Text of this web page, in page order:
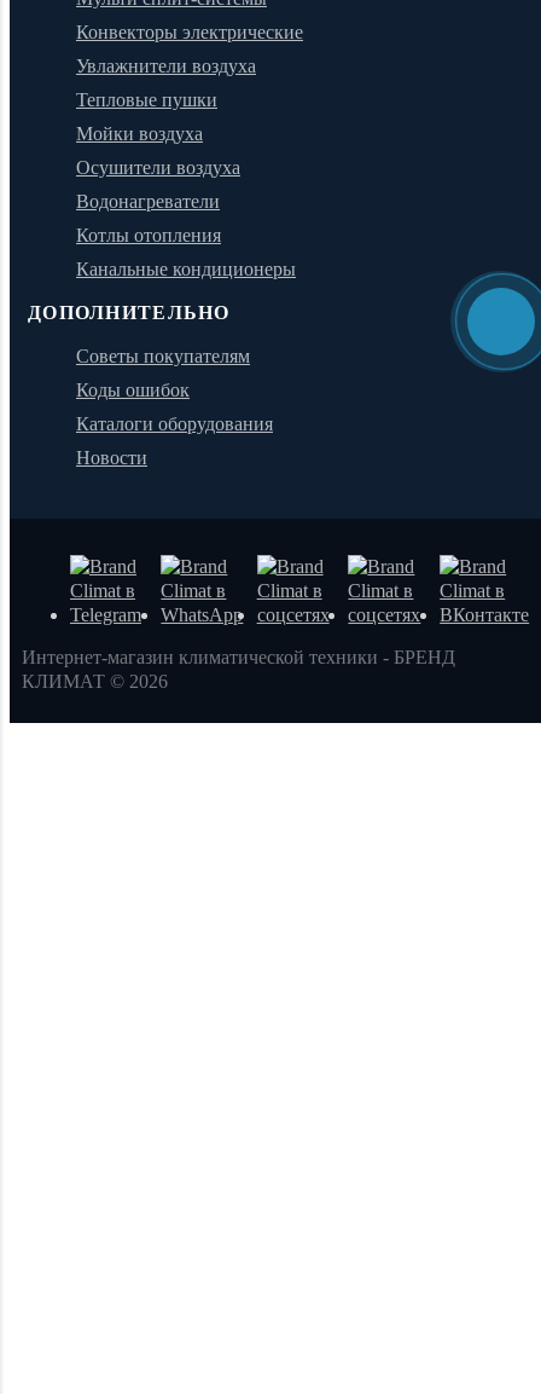
Конвекторы электрические
Увлажнители воздуха
Тепловые пушки
Мойки воздуха
Осушители воздуха
Водонагреватели
Котлы отопления
Канальные кондиционеры
ДОПОЛНИТЕЛЬНО
Советы покупателям
Коды ошибок
Каталоги оборудования
Новости
Интернет-магазин климатической техники - БРЕНД
КЛИМАТ © 2026